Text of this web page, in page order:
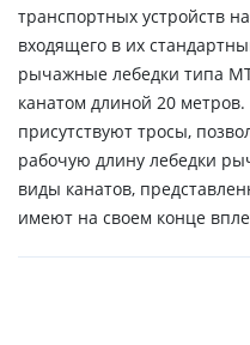
транспортных устройств
входящего в их
рычажные лебедки типа
канатом длиной 20
присутствуют тросы,
рабочую длину лебедки
виды канатов,
имеют на своем конце